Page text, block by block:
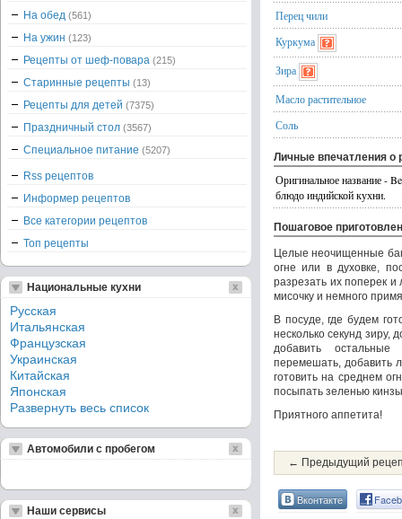
Перец чили
Куркума
Зира
Масло растительное
Соль
Личные впечатления о
Оригинальное название -
блюдо индийской кухни.
Пошаговое
Целые неочищенные
огне или в духовке,
разрезать их поперек
мисочку и немного
В посуде, где будем
несколько секунд зиру,
добавить
перемешать, добавить
готовить на среднем
посыпать зеленью
Приятного аппетита!
← Предыдущий
Вконтакте
На обед (561)
На ужин (123)
Рецепты от шеф-повара (215)
Старинные рецепты (13)
Рецепты для детей (7375)
Праздничный стол (3567)
Специальное питание (5207)
Rss рецептов
Информер рецептов
Все категории рецептов
Топ рецепты
Национальные кухни
Русская
Итальянская
Французская
Украинская
Китайская
Японская
Развернуть весь список
Автомобили с пробегом
Наши сервисы